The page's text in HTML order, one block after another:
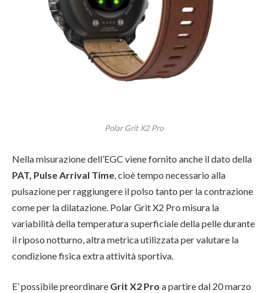
Polar Grit X2 Pro
Nella misurazione dell’EGC viene fornito anche il dato della
PAT, Pulse Arrival Time , cioè tempo necessario alla
pulsazione per raggiungere il polso tanto per la contrazione
come per la dilatazione. Polar Grit X2 Pro misura la
variabilità della temperatura superficiale della pelle durante
il riposo notturno, altra metrica utilizzata per valutare la
condizione fisica extra attività sportiva.
E’ possibile preordinare Grit X2 Pro a partire dal 20 marzo